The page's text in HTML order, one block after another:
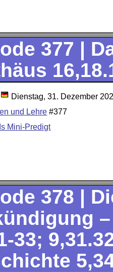
377 |
Dienstag, 31. Dezember
und Lehre #377
Mini-Predigt
378 |
33;